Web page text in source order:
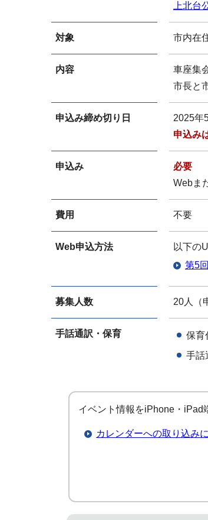
上北
対象 市内在
内容
車座集
市長と
申込み締め切り日
2025年
申込み
申込み
必要
Webま
費用 不要
Web申込方法
以下の
第5
募集人数 20人（
手話通訳・保育
保育
手話
イベント情報をiPhone・iPad
カレンダーへの取り込み